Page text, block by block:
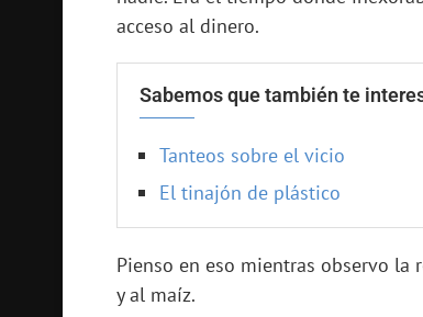
acceso al dinero.
Sabemos que también te
Tanteos sobre el vicio
El tinajón de plástico
Pienso en eso mientras observo
y al maíz.